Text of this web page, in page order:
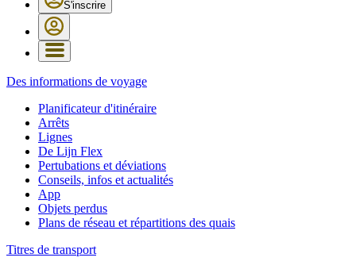
S'inscrire
Des informations de voyage
Planificateur d'itinéraire
Arrêts
Lignes
De Lijn Flex
Pertubations et déviations
Conseils, infos et actualités
App
Objets perdus
Plans de réseau et répartitions des quais
Titres de transport